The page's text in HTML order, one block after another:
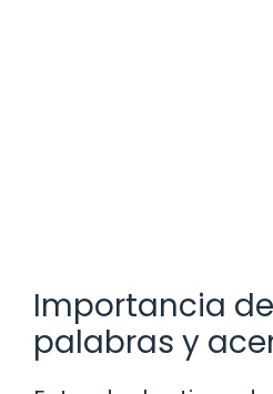
Importancia
palabras y